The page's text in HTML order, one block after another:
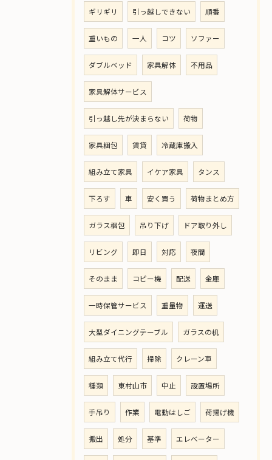
ギリギリ 引っ越しできない 順番
重いもの 一人 コツ ソファー
ダブルベッド 家具解体 不用品
家具解体サービス
引っ越し先が決まらない 荷物
家具梱包 賃貸 冷蔵庫搬入
組み立て家具 イケア家具 タンス
下ろす 車 安く買う 荷物まとめ方
ガラス梱包 吊り下げ ドア取り外し
リビング 即日 対応 夜間
そのまま コピー機 配送 金庫
一時保管サービス 重量物 運送
大型ダイニングテーブル ガラスの机
組み立て代行 掃除 クレーン車
種類 東村山市 中止 設置場所
手吊り 作業 電動はしご 荷揚げ機
搬出 処分 基準 エレベーター